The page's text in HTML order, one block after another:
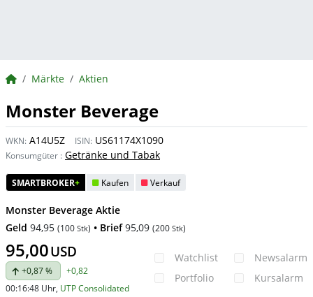
BörsenNEWS.de
Märkte Aktien
Monster Beverage
WKN: A14U5Z ISIN: US61174X1090
Konsumgüter : Getränke und Tabak
SMARTBROKER+ Kaufen Verkauf
Monster Beverage Aktie
Geld 94,95 (100 Stk) • Brief 95,09 (200 Stk)
95,00USD
+0,87 %
+0,82
00:16:48 Uhr, UTP Consolidated
Watchlist
Portfolio
Newsalarm
Kursalarm